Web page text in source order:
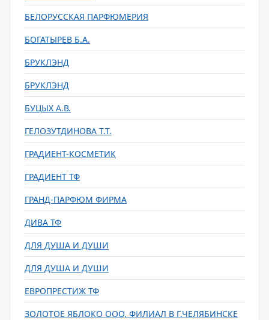
БЕЛОРУССКАЯ ПАРФЮМЕРИЯ
БОГАТЫРЕВ Б.А.
БРУКЛЭНД
БРУКЛЭНД
БУЦЫХ А.В.
ГЕЛОЗУТДИНОВА Т.Т.
ГРАДИЕНТ-КОСМЕТИК
ГРАДИЕНТ ТФ
ГРАНД-ПАРФЮМ ФИРМА
ДИВА ТФ
ДЛЯ ДУША И ДУШИ
ДЛЯ ДУША И ДУШИ
ЕВРОПРЕСТИЖ ТФ
ЗОЛОТОЕ ЯБЛОКО ООО, ФИЛИАЛ В Г.ЧЕЛЯБИНСКЕ